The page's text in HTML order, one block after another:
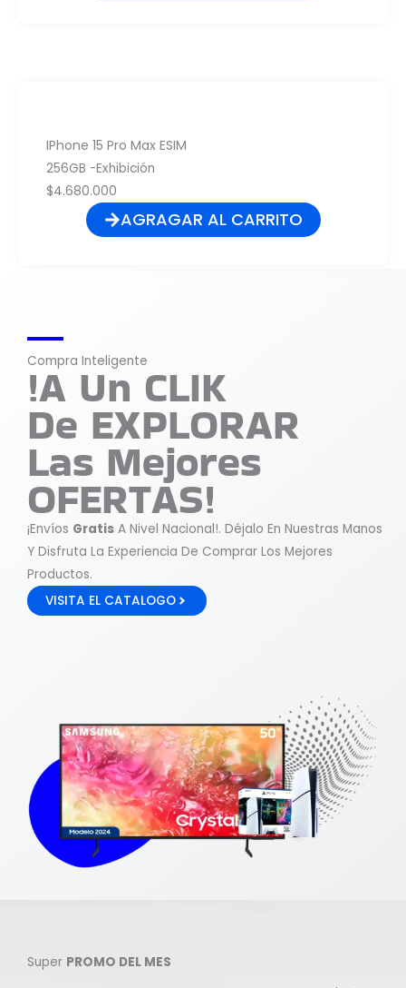
IPhone 15 Pro Max ESIM
256GB -Exhibición
$4.680.000
AGRAGAR AL CARRITO
Compra Inteligente
!A Un CLIK
De EXPLORAR
Las Mejores
OFERTAS!
¡Envíos Gratis A Nivel Nacional!. Déjalo En Nuestras Manos
Y Disfruta La Experiencia De Comprar Los Mejores
Productos.
VISITA EL CATALOGO
Super PROMO DEL MES